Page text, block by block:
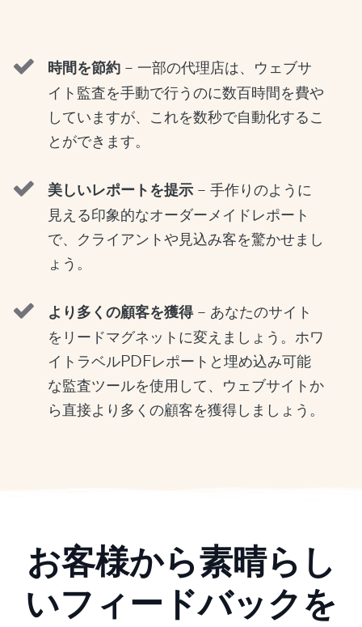
時間を節約 – 一部の代理店は、ウェブサ
イト監査を手動で行うのに数百時間を費や
していますが、これを数秒で自動化するこ
とができます。
美しいレポートを提示 – 手作りのように
見える印象的なオーダーメイドレポート
で、クライアントや見込み客を驚かせまし
ょう。
より多くの顧客を獲得– あなたのサイト
をリードマグネットに変えましょう。ホワ
イトラベルPDFレポートと埋め込み可能
な監査ツールを使用して、ウェブサイトか
ら直接より多くの顧客を獲得しましょう。
お客様から素晴らし
いフィードバックを